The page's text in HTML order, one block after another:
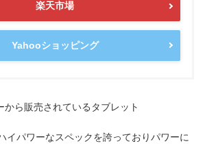
楽天市場
Yahooショッピング
から販売されているタブレット
イパワーなスペックを誇っておりパワーに